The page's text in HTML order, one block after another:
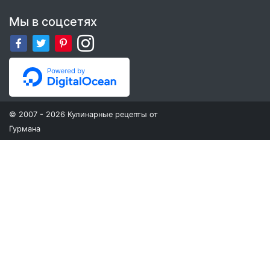
Мы в соцсетях
© 2007 - 2026 Кулинарные рецепты от
Гурмана